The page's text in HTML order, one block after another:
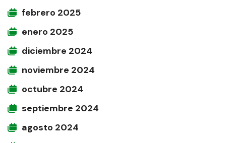
febrero 2025
enero 2025
diciembre 2024
noviembre 2024
octubre 2024
septiembre 2024
agosto 2024